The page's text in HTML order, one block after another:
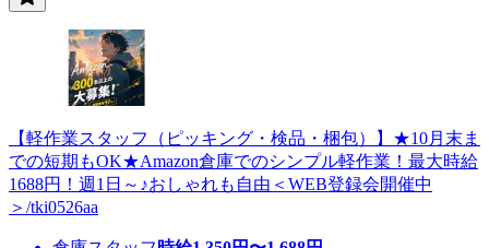
【軽作業スタッフ（ピッキング・検品・梱包）】★10月末ま
での短期もOK★Amazon倉庫でのシンプル軽作業！最大時給
1688円！週1日～♪おしゃれも自由＜WEB登録会開催中
＞/tki0526aa